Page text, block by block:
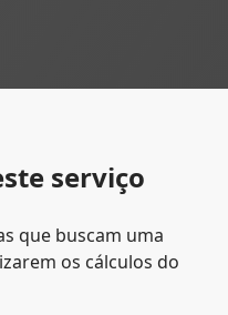
serviço
que buscam uma
os cálculos do